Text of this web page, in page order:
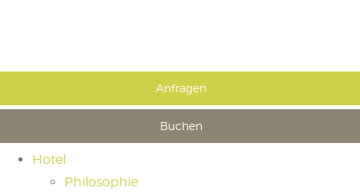
Anfragen
Buchen
Hotel
Philosophie